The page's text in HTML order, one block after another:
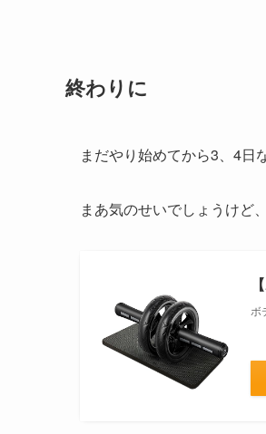
終わりに
まだやり始めてから3、4日
まあ気のせいでしょうけど
ボ